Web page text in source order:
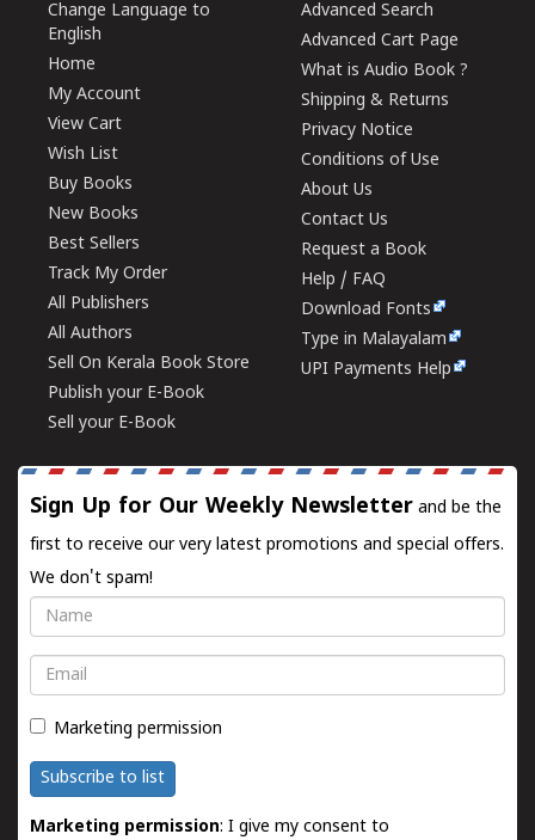
Change Language to
English
Home
My Account
View Cart
Wish List
Buy Books
New Books
Best Sellers
Track My Order
All Publishers
All Authors
Sell On Kerala Book Store
Publish your E-Book
Sell your E-Book
Advanced Search
Advanced Cart Page
What is Audio Book ?
Shipping & Returns
Privacy Notice
Conditions of Use
About Us
Contact Us
Request a Book
Help / FAQ
Download Fonts
Type in Malayalam
UPI Payments Help
Sign Up for Our Weekly Newsletter and be the
first to receive our very latest promotions and special offers.
We don't spam!
Name
Email
Marketing permission
Subscribe to list
Marketing permission: I give my consent to